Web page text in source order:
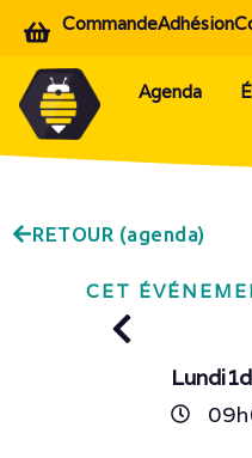
CommandeAdhésion
Agenda
RETOUR (agenda)
CET
Lundi1
09h